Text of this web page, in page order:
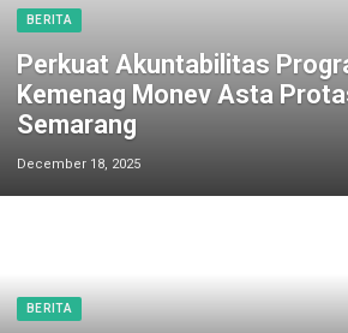
BERITA
Perkuat Akuntabilitas
Kemenag Monev Asta
Semarang
December 18, 2025
BERITA